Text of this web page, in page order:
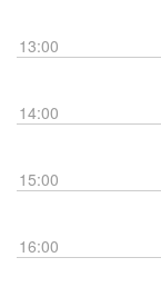
13:00
14:00
15:00
16:00